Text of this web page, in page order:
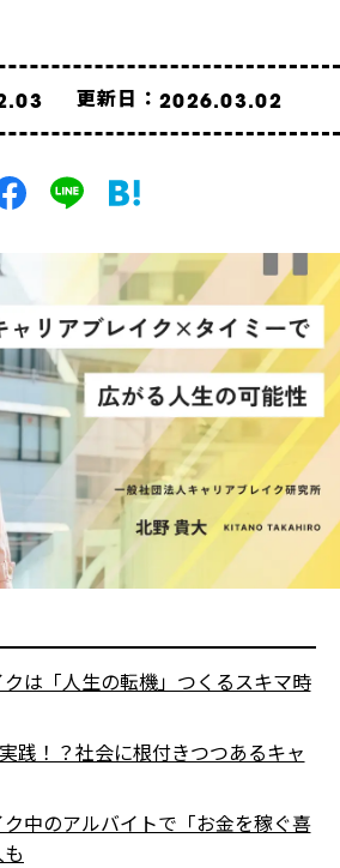
更新日：2026.03.02
は「人生の転機」つくるスキマ時
践！？社会に根付きつつあるキャ
中のアルバイトで「お金を稼ぐ喜